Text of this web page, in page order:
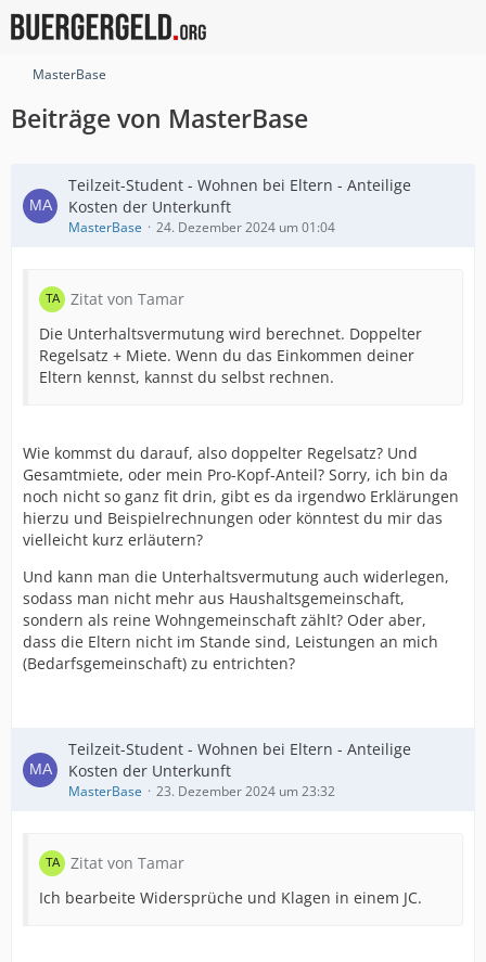
MasterBase
Beiträge von MasterBase
Teilzeit-Student - Wohnen bei Eltern - Anteilige
Kosten der Unterkunft
MasterBase 24. Dezember 2024 um 01:04
Zitat von Tamar
Die Unterhaltsvermutung wird berechnet. Doppelter
Regelsatz + Miete. Wenn du das Einkommen deiner
Eltern kennst, kannst du selbst rechnen.
Wie kommst du darauf, also doppelter Regelsatz? Und
Gesamtmiete, oder mein Pro-Kopf-Anteil? Sorry, ich bin da
noch nicht so ganz fit drin, gibt es da irgendwo Erklärungen
hierzu und Beispielrechnungen oder könntest du mir das
vielleicht kurz erläutern?
Und kann man die Unterhaltsvermutung auch widerlegen,
sodass man nicht mehr aus Haushaltsgemeinschaft,
sondern als reine Wohngemeinschaft zählt? Oder aber,
dass die Eltern nicht im Stande sind, Leistungen an mich
(Bedarfsgemeinschaft) zu entrichten?
Teilzeit-Student - Wohnen bei Eltern - Anteilige
Kosten der Unterkunft
MasterBase 23. Dezember 2024 um 23:32
Zitat von Tamar
Ich bearbeite Widersprüche und Klagen in einem JC.